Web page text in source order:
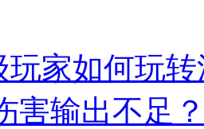
玩家如何玩
害输出不足